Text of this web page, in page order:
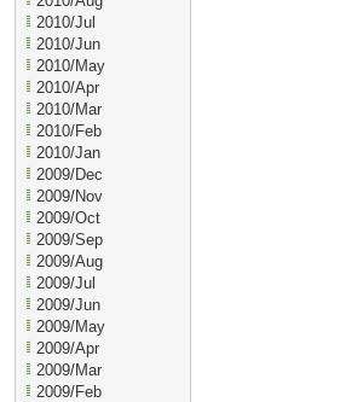
2010/Jul
2010/Jun
2010/May
2010/Apr
2010/Mar
2010/Feb
2010/Jan
2009/Dec
2009/Nov
2009/Oct
2009/Sep
2009/Aug
2009/Jul
2009/Jun
2009/May
2009/Apr
2009/Mar
2009/Feb